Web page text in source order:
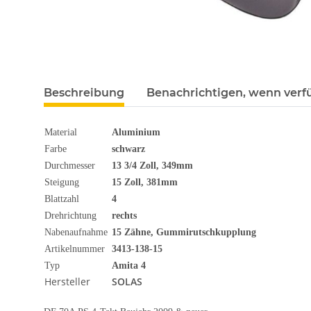
Beschreibung Benachrichtigen, wenn
Material
Aluminium
Farbe
schwarz
Durchmesser
13 3/4 Zoll, 349mm
Steigung
15 Zoll, 381mm
Blattzahl
4
Drehrichtung
rechts
Nabenaufnahme 15 Zähne, Gummirutschkupplung
Artikelnummer
3413-138-15
Typ
Amita 4
Hersteller SOLAS